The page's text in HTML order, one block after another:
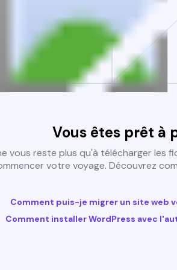
Vous êtes prêt à
vous reste plus qu'à télécharger les
votre voyage. Découvrez
Comment puis-je migrer un site web
Comment installer WordPress avec